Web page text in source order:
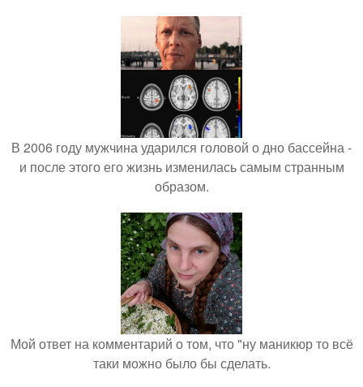
В 2006 году мужчина ударился головой о дно бассейна -
и после этого его жизнь изменилась самым странным
образом.
Мой ответ на комментарий о том, что "ну маникюр то всё
таки можно было бы сделать.